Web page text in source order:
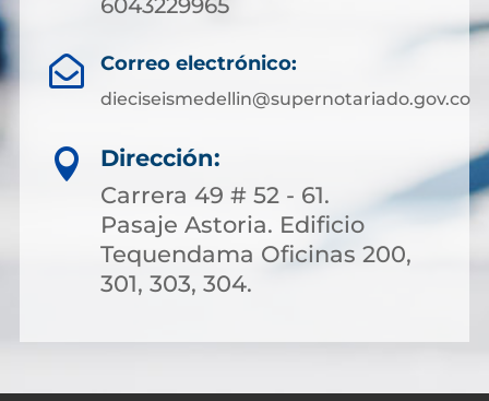
6043229965
 Correo electrónico:
dieciseismedellin@supernotariado.gov.co

Dirección:
Carrera 49 # 52 - 61.
Pasaje Astoria. Edificio
Tequendama Oficinas 200,
301, 303, 304.